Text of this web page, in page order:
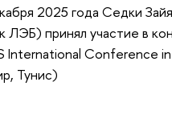
2025 года Седки
ЛЭБ) принял участие в
International Conference
Тунис)